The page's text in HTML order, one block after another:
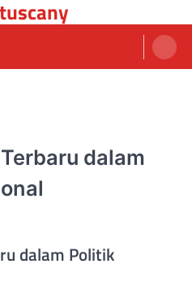
dalam
dalam Politik